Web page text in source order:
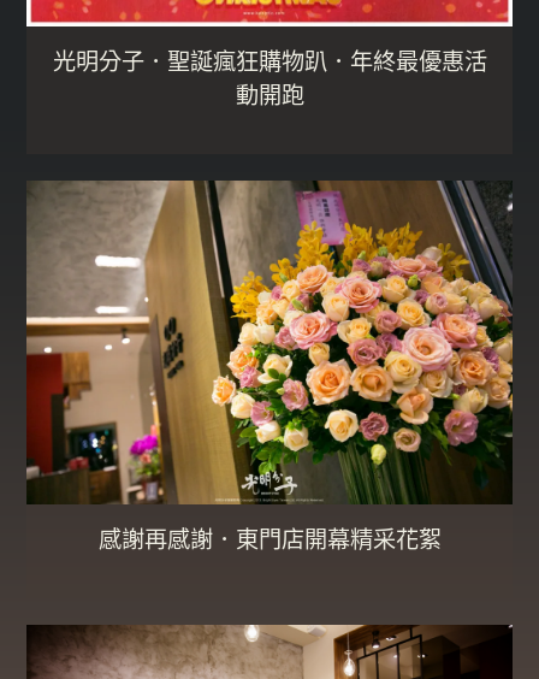
光明分子．聖誕瘋狂購物趴．年終最優惠活
動開跑
感謝再感謝．東門店開幕精采花絮